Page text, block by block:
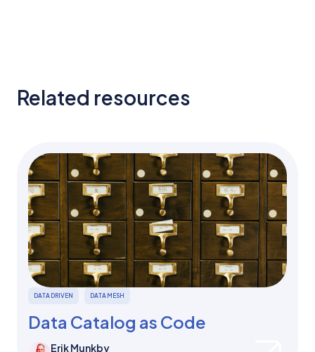
Related resources
DATA DRIVEN DATA MESH
Data Catalog as Code
Erik Munkby